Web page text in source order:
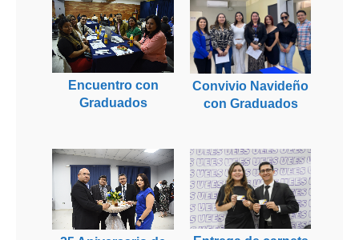
Encuentro con
Graduados
Convivio Navideño
con Graduados